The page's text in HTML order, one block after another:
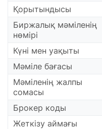
Қорытындысы
Биржалық мәміленің
нөмірі
Күні мен уақыты
Мәміле бағасы
Мәміленің жалпы
сомасы
Брокер коды
Жеткізу аймағы